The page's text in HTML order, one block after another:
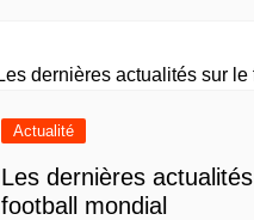
Actualité
Les dernières
football mondial